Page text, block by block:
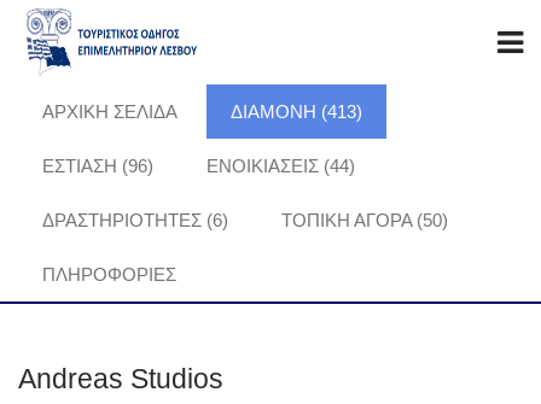
ΑΡΧΙΚΗ ΣΕΛΙΔΑ ΔΙΑΜΟΝΗ (413)
ΕΣΤΙΑΣΗ (96) ΕΝΟΙΚΙΑΣΕΙΣ (44)
ΔΡΑΣΤΗΡΙΟΤΗΤΕΣ (6) ΤΟΠΙΚΗ ΑΓΟΡΑ (50)
ΠΛΗΡΟΦΟΡΊΕΣ
Andreas Studios